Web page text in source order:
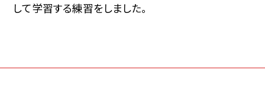
して学習する練習をしました。